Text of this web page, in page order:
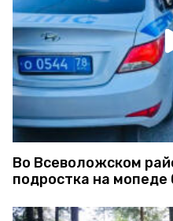
Во Всеволожском
подростка на мопеде